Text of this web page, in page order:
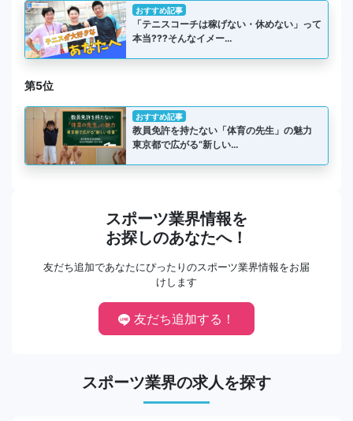
おすすめ記事
「テニスコーチは稼げない・休めない」って
本当???そんなイメー…
第5位
おすすめ記事
教員免許を持たない「体育の先生」の魅力
東京都で広がる“新しい…
スポーツ業界情報を
お探しのあなたへ！
友だち追加であなたにぴったりのスポーツ業界情報をお届
けします
友だち追加する！
スポーツ業界の求人を探す